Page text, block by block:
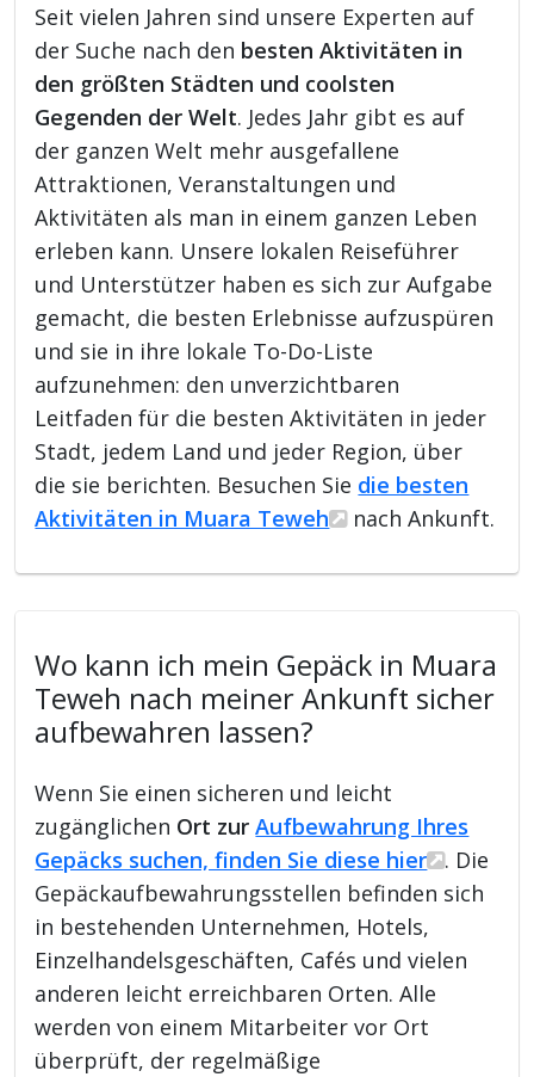
Seit vielen Jahren sind unsere Experten auf
der Suche nach den besten Aktivitäten in
den größten Städten und coolsten
Gegenden der Welt. Jedes Jahr gibt es auf
der ganzen Welt mehr ausgefallene
Attraktionen, Veranstaltungen und
Aktivitäten als man in einem ganzen Leben
erleben kann. Unsere lokalen Reiseführer
und Unterstützer haben es sich zur Aufgabe
gemacht, die besten Erlebnisse aufzuspüren
und sie in ihre lokale To-Do-Liste
aufzunehmen: den unverzichtbaren
Leitfaden für die besten Aktivitäten in jeder
Stadt, jedem Land und jeder Region, über
die sie berichten. Besuchen Sie die besten
Aktivitäten in Muara Teweh
nach Ankunft.
Wo kann ich mein Gepäck in Muara
Teweh nach meiner Ankunft sicher
aufbewahren lassen?
Wenn Sie einen sicheren und leicht
zugänglichen Ort zurAufbewahrung Ihres
Gepäcks suchen, finden Sie diese hier
. Die
Gepäckaufbewahrungsstellen befinden sich
in bestehenden Unternehmen, Hotels,
Einzelhandelsgeschäften, Cafés und vielen
anderen leicht erreichbaren Orten. Alle
werden von einem Mitarbeiter vor Ort
überprüft, der regelmäßige